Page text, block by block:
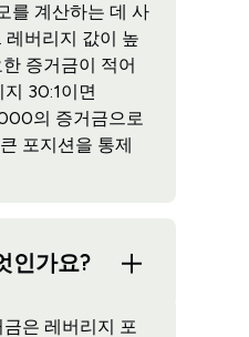
를 계산하는 데 사
레버리지 값이 높
증거금이 적어
30:1이면
의 증거금으로
포지션을 통제
인가요?
은 레버리지 포